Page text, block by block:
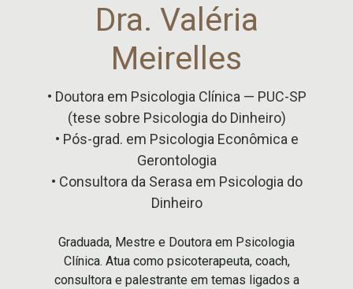
Dra. Valéria
Meirelles
• Doutora em Psicologia Clínica — PUC-SP
(tese sobre Psicologia do Dinheiro)
• Pós-grad. em Psicologia Econômica e
Gerontologia
• Consultora da Serasa em Psicologia do
Dinheiro
Graduada, Mestre e Doutora em Psicologia
Clínica. Atua como psicoterapeuta, coach,
consultora e palestrante em temas ligados a